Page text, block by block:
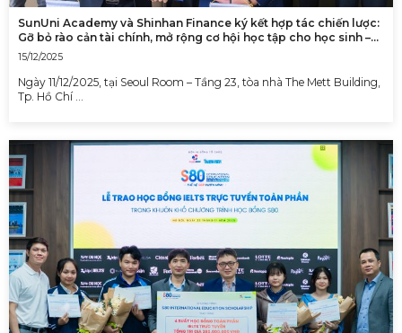
SunUni Academy và Shinhan Finance ký kết hợp tác chiến lược:
Gỡ bỏ rào cản tài chính, mở rộng cơ hội học tập cho học sinh –
sinh viên Việt Nam
15/12/2025
Ngày 11/12/2025, tại Seoul Room – Tầng 23, tòa nhà The Mett Building,
Tp. Hồ Chí …